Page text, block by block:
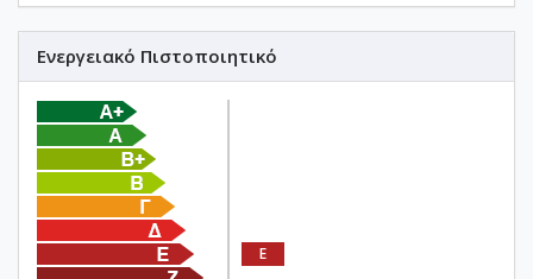
Ενεργειακό Πιστοποιητικό
E